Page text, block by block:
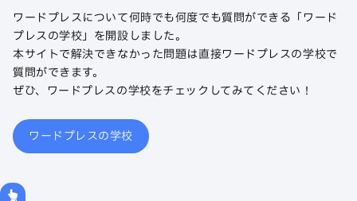
ワードプレスについて何時でも何度でも質問ができる「ワード
プレスの学校」を開設しました。
本サイトで解決できなかった問題は直接ワードプレスの学校で
質問ができます。
ぜひ、ワードプレスの学校をチェックしてみてください！
ワードプレスの学校